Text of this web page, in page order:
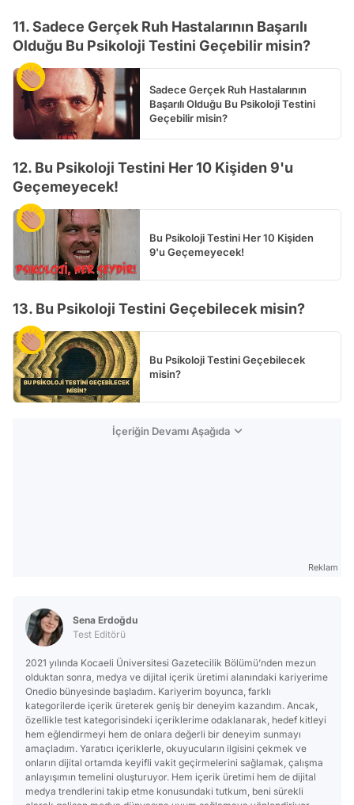
11. Sadece Gerçek Ruh Hastalarının Başarılı
Olduğu Bu Psikoloji Testini Geçebilir misin?
Sadece Gerçek Ruh Hastalarının
Başarılı Olduğu Bu Psikoloji Testini
Geçebilir misin?
12. Bu Psikoloji Testini Her 10 Kişiden 9'u
Geçemeyecek!
Bu Psikoloji Testini Her 10 Kişiden
9'u Geçemeyecek!
13. Bu Psikoloji Testini Geçebilecek misin?
Bu Psikoloji Testini Geçebilecek
misin?
İçeriğin Devamı Aşağıda
Reklam
Sena Erdoğdu
Test Editörü
2021 yılında Kocaeli Üniversitesi Gazetecilik Bölümü’nden mezun
olduktan sonra, medya ve dijital içerik üretimi alanındaki kariyerime
Onedio bünyesinde başladım. Kariyerim boyunca, farklı
kategorilerde içerik üreterek geniş bir deneyim kazandım. Ancak,
özellikle test kategorisindeki içeriklerime odaklanarak, hedef kitleyi
hem eğlendirmeyi hem de onlara değerli bir deneyim sunmayı
amaçladım. Yaratıcı içeriklerle, okuyucuların ilgisini çekmek ve
onların dijital ortamda keyifli vakit geçirmelerini sağlamak, çalışma
anlayışımın temelini oluşturuyor. Hem içerik üretimi hem de dijital
medya trendlerini takip etme konusundaki tutkum, beni sürekli